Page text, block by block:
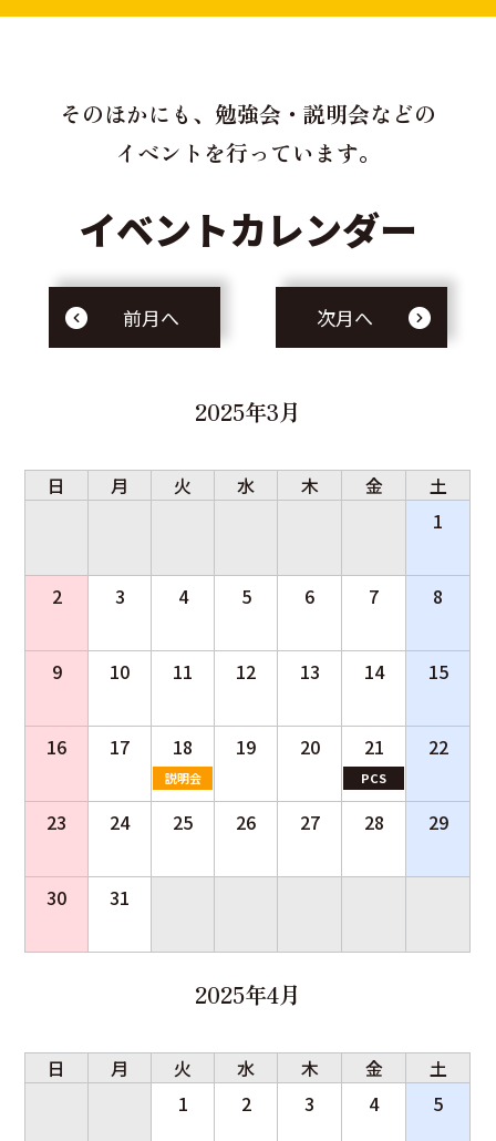
そのほかにも、勉強会・説明会などの
イベントを行っています。
イベントカレンダー
前月へ 次月へ
2025年3月
日 月 火 水 木 金
土
1
2 3 4 5 6 7 8
9 10 11 12 13 14 15
16 17 18
説明会
19 20 21
PCS
22
23 24 25 26 27 28 29
30 31
2025年4月
日 月 火 水 木 金
土
1
2 3 4 5